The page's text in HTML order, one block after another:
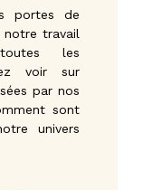
portes de
travail
les
voir sur
par nos
sont
univers